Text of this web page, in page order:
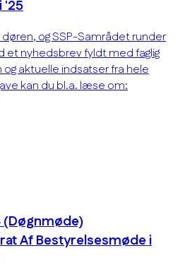
'25
og SSP-Samrådet runder
et nyhedsbrev fyldt med faglig
og aktuelle indsatser fra hele
kan du bl.a. læse om:
(Døgnmøde)
Af Bestyrelsesmøde i